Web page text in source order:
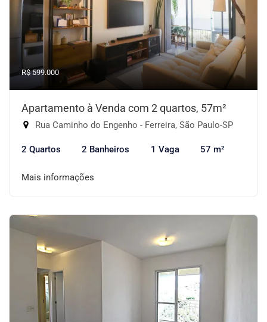
R$ 599.000
Apartamento à Venda com 2 quartos, 57m²
Rua Caminho do Engenho - Ferreira, São Paulo-SP
2 Quartos 2 Banheiros 1 Vaga 57 m²
Mais informações